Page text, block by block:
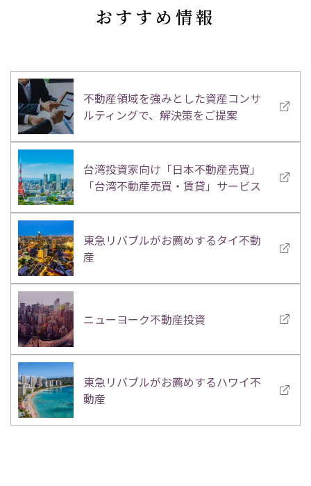
おすすめ情報
不動産領域を強みとした資産コンサ
ルティングで、解決策をご提案
台湾投資家向け「日本不動産売買」
「台湾不動産売買・賃貸」サービス
東急リバブルがお薦めするタイ不動
産
ニューヨーク不動産投資
東急リバブルがお薦めするハワイ不
動産